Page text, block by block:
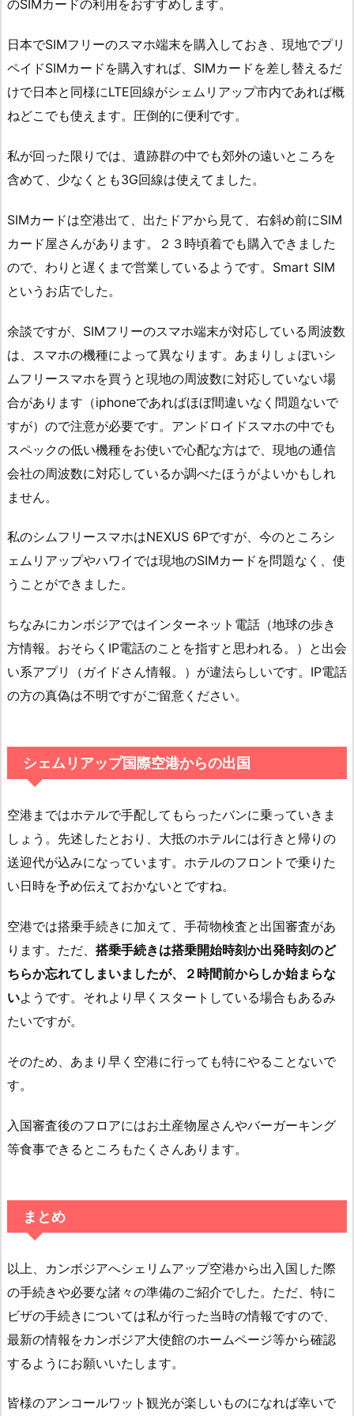
のSIMカードの利用をおすすめします。
日本でSIMフリーのスマホ端末を購入しておき、現地でプリ
ペイドSIMカードを購入すれば、SIMカードを差し替えるだ
けで日本と同様にLTE回線がシェムリアップ市内であれば概
ねどこでも使えます。圧倒的に便利です。
私が回った限りでは、遺跡群の中でも郊外の遠いところを
含めて、少なくとも3G回線は使えてました。
SIMカードは空港出て、出たドアから見て、右斜め前にSIM
カード屋さんがあります。２３時頃着でも購入できました
ので、わりと遅くまで営業しているようです。Smart SIM
というお店でした。
余談ですが、SIMフリーのスマホ端末が対応している周波数
は、スマホの機種によって異なります。あまりしょぼいシ
ムフリースマホを買うと現地の周波数に対応していない場
合があります（iphoneであればほぼ間違いなく問題ないで
すが）ので注意が必要です。アンドロイドスマホの中でも
スペックの低い機種をお使いで心配な方はで、現地の通信
会社の周波数に対応しているか調べたほうがよいかもしれ
ません。
私のシムフリースマホはNEXUS 6Pですが、今のところシ
ェムリアップやハワイでは現地のSIMカードを問題なく、使
うことができました。
ちなみにカンボジアではインターネット電話（地球の歩き
方情報。おそらくIP電話のことを指すと思われる。）と出会
い系アプリ（ガイドさん情報。）が違法らしいです。IP電話
の方の真偽は不明ですがご留意ください。
シェムリアップ国際空港からの出国
空港まではホテルで手配してもらったバンに乗っていきま
しょう。先述したとおり、大抵のホテルには行きと帰りの
送迎代が込みになっています。ホテルのフロントで乗りた
い日時を予め伝えておかないとですね。
空港では搭乗手続きに加えて、手荷物検査と出国審査があ
ります。ただ、 搭乗手続きは搭乗開始時刻か出発時刻のど
ちらか忘れてしまいましたが、２時間前からしか始まらな
いようです。それより早くスタートしている場合もあるみ
たいですが。
そのため、あまり早く空港に行っても特にやることないで
す。
入国審査後のフロアにはお土産物屋さんやバーガーキング
等食事できるところもたくさんあります。
まとめ
以上、カンボジアへシェリムアップ空港から出入国した際
の手続きや必要な諸々の準備のご紹介でした。ただ、特に
ビザの手続きについては私が行った当時の情報ですので、
最新の情報をカンボジア大使館のホームページ等から確認
するようにお願いいたします。
皆様のアンコールワット観光が楽しいものになれば幸いで